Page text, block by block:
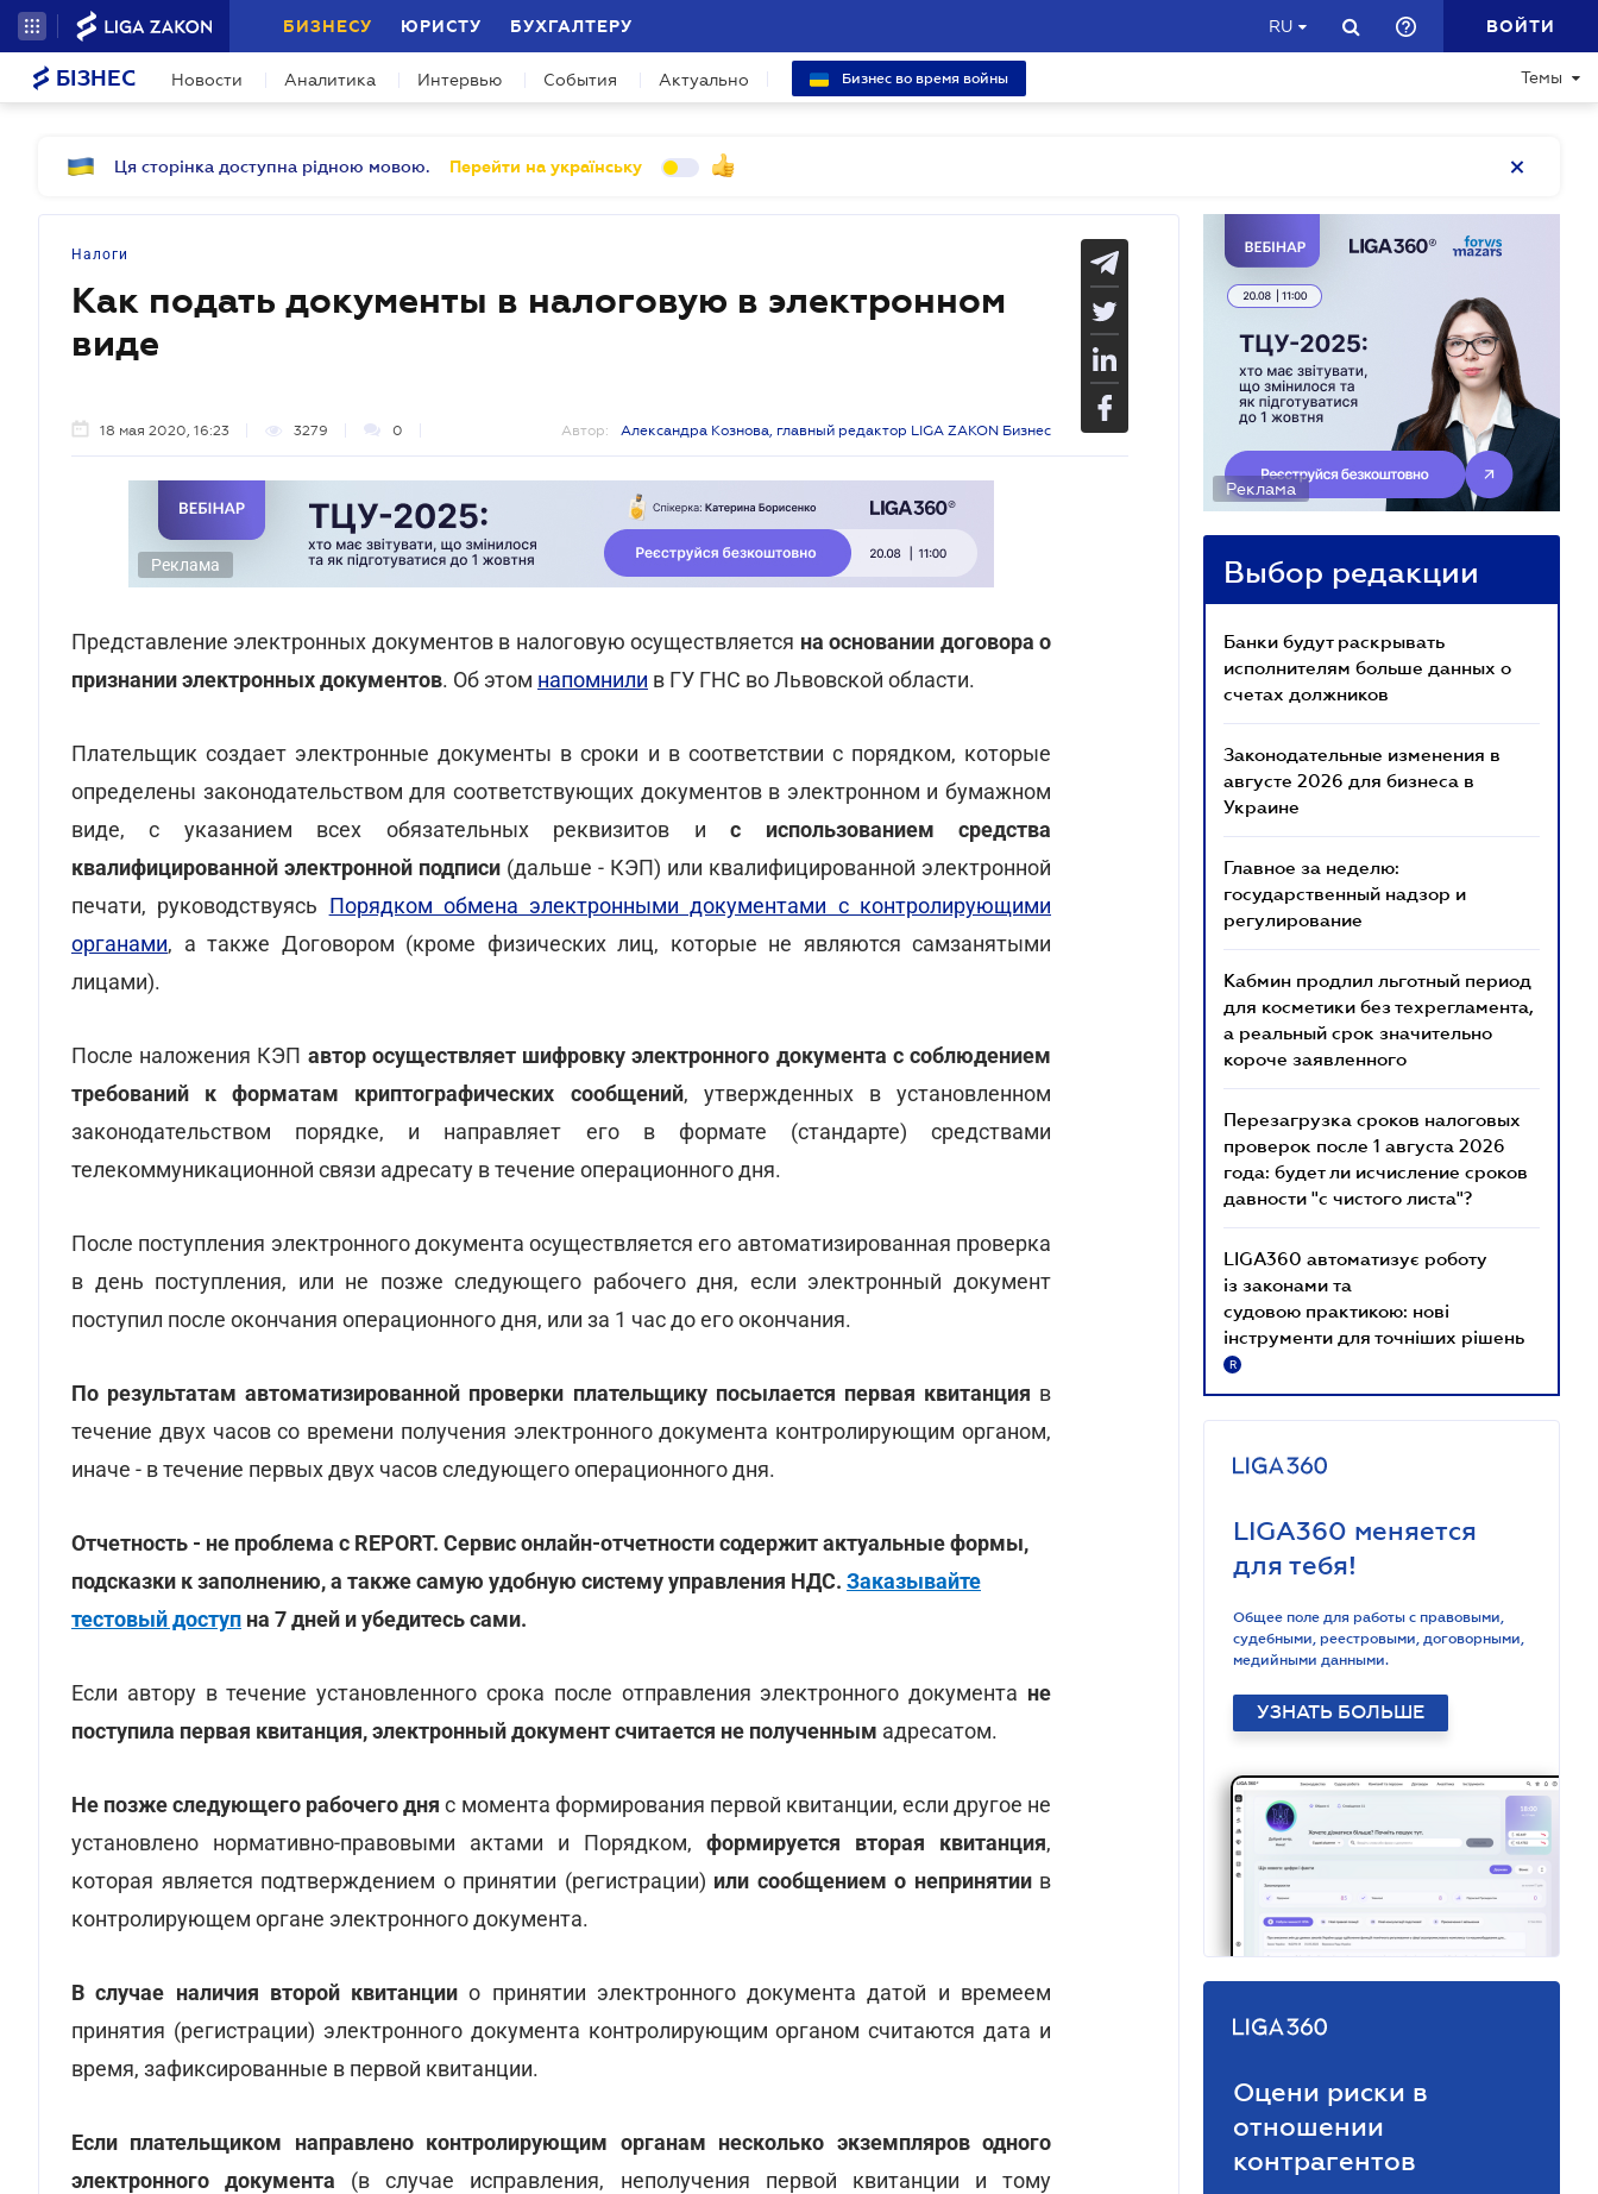
БИЗНЕСУ ЮРИСТУ БУХГАЛТЕРУ RU ВОЙТИ
БІЗНЕС Новости Аналитика Интервью События Актуально Бизнес во время войны Темы
Ця сторінка доступна рідною мовою. Перейти на українську
Налоги
Как подать документы в налоговую в электронном
виде
18 мая 2020, 16:23 3279 0 Автор: Александра Кознова, главный редактор LIGA ZAKON Бизнес
Реклама
Представление электронных документов в налоговую осуществляется на основании договора о
признании электронных документов. Об этом напомнили в ГУ ГНС во Львовской области.
Плательщик создает электронные документы в сроки и в соответствии с порядком, которые
определены законодательством для соответствующих документов в электронном и бумажном
виде, с указанием всех обязательных реквизитов ис использованием средства
квалифицированной электронной подписи (дальше - КЭП) или квалифицированной электронной
печати, руководствуясь Порядком обмена электронными документами с контролирующими
органами, а также Договором (кроме физических лиц, которые не являются самзанятыми
лицами).
После наложения КЭП автор осуществляет шифровку электронного документа с соблюдением
требований к форматам криптографических сообщений, утвержденных в установленном
законодательством порядке, и направляет его в формате (стандарте) средствами
телекоммуникационной связи адресату в течение операционного дня.
После поступления электронного документа осуществляется его автоматизированная проверка
в день поступления, или не позже следующего рабочего дня, если электронный документ
поступил после окончания операционного дня, или за 1 час до его окончания.
По результатам автоматизированной проверки плательщику посылается первая квитанция в
течение двух часов со времени получения электронного документа контролирующим органом,
иначе - в течение первых двух часов следующего операционного дня.
Отчетность - не проблема с REPORT. Сервис онлайн-отчетности содержит актуальные формы,
подсказки к заполнению, а также самую удобную систему управления НДС. Заказывайте
тестовый доступ на 7 дней и убедитесь сами.
Если автору в течение установленного срока после отправления электронного документа не
поступила первая квитанция, электронный документ считается не полученным адресатом.
Не позже следующего рабочего дня с момента формирования первой квитанции, если другое не
установлено нормативно-правовыми актами и Порядком, формируется вторая квитанция,
которая является подтверждением о принятии (регистрации) или сообщением о непринятиив
контролирующем органе электронного документа.
В случае наличия второй квитанции о принятии электронного документа датой и времеем
принятия (регистрации) электронного документа контролирующим органом считаются дата и
время, зафиксированные в первой квитанции.
Если плательщиком направлено контролирующим органам несколько экземпляров одного
электронного документа (в случае исправления, неполучения первой квитанции и тому
Реклама
Выбор редакции
Банки будут раскрывать
исполнителям больше данных о
счетах должников
Законодательные изменения в
августе 2026 для бизнеса в
Украине
Главное за неделю:
государственный надзор и
регулирование
Кабмин продлил льготный период
для косметики без техрегламента,
а реальный срок значительно
короче заявленного
Перезагрузка сроков налоговых
проверок после 1 августа 2026
года: будет ли исчисление сроков
давности "с чистого листа"?
LIGA360 автоматизує роботу
із законами та
судовою практикою: нові
інструменти для точніших рішень
R
LIGA360 меняется
для тебя!
Общее поле для работы с правовыми,
судебными, реестровыми, договорными,
медийными данными.
УЗНАТЬ БОЛЬШЕ
Оцени риски в
отношении
контрагентов